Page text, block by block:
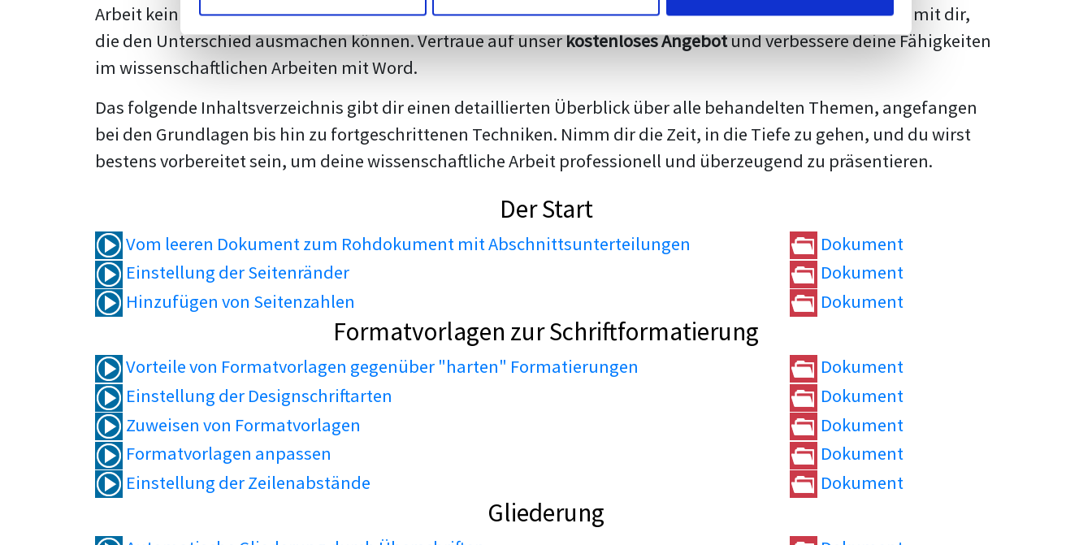
Arbeit kein Problem mehr für dich darstellen. Unsere erfahrenen Trainer teilen wertvolleTipps und Tricks
mit dir,
die den Unterschied ausmachen können. Vertraue auf unserkostenloses Angebotund verbessere deine Fähigkeiten
im wissenschaftlichen Arbeiten mit Word.
Das folgende Inhaltsverzeichnis gibt dir einen detaillierten Überblick über alle behandelten Themen, angefangen
bei den Grundlagen bis hin zu fortgeschrittenen Techniken. Nimm dir die Zeit, in die Tiefe zu gehen, und du wirst
bestens vorbereitet sein, um deine wissenschaftliche Arbeit professionell und überzeugend zu präsentieren.
Der Start
Vom leeren Dokument zum Rohdokument mit Abschnittsunterteilungen
Dokument
Einstellung der Seitenränder
Dokument
Hinzufügen von Seitenzahlen
Dokument
Formatvorlagen zur Schriftformatierung
Vorteile von Formatvorlagen gegenüber "harten" Formatierungen
Dokument
Einstellung der Designschriftarten
Dokument
Zuweisen von Formatvorlagen
Dokument
Formatvorlagen anpassen
Dokument
Einstellung der Zeilenabstände
Dokument
Gliederung